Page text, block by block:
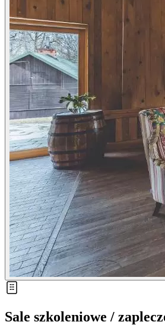
Sale szkoleniowe /